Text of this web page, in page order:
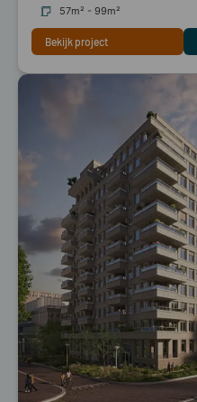
57m² - 99m²
Bekijk project